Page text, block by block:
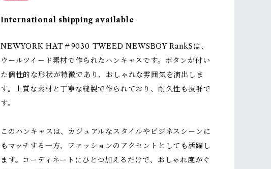
International shipping available
NEWYORK HAT＃9030 TWEED NEWSBOY RankSは、
ウールツイード素材で作られたハンキャスです。ボタンが付い
た個性的な形状が特徴であり、おしゃれな雰囲気を演出しま
す。上質な素材と丁寧な縫製で作られており、耐久性も抜群で
す。
このハンキャスは、カジュアルなスタイルやビジネスシーンに
もマッチする一方、ファッションのアクセントとしても活躍し
ます。コーディネートにひとつ加えるだけで、おしゃれ度がぐ